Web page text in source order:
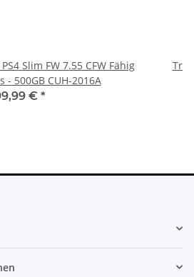
Slim FW 7.55 CFW Fähig
- 500GB CUH-2016A
€ *